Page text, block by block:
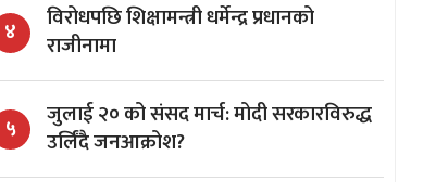
४
विरोधपछि शिक्षामन्त्री धर्मेन्द्र प्रधानको
राजीनामा
५
जुलाई २० को संसद मार्च: मोदी सरकारविरुद्ध
उर्लिंदै जनआक्रोश?